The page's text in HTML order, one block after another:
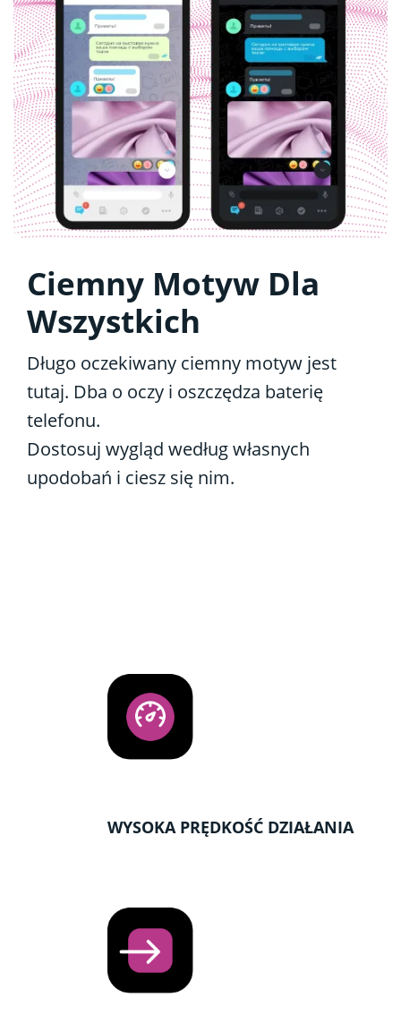
Ciemny Motyw Dla
Wszystkich
Długo oczekiwany ciemny motyw jest
tutaj. Dba o oczy i oszczędza baterię
telefonu.
Dostosuj wygląd według własnych
upodobań i ciesz się nim.
WYSOKA PRĘDKOŚĆ DZIAŁANIA